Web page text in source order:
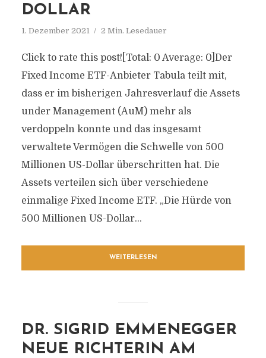
DOLLAR
1. Dezember 2021 2 Min. Lesedauer
Click to rate this post![Total: 0 Average: 0]Der
Fixed Income ETF-Anbieter Tabula teilt mit,
dass er im bisherigen Jahresverlauf die Assets
under Management (AuM) mehr als
verdoppeln konnte und das insgesamt
verwaltete Vermögen die Schwelle von 500
Millionen US-Dollar überschritten hat. Die
Assets verteilen sich über verschiedene
einmalige Fixed Income ETF. „Die Hürde von
500 Millionen US-Dollar...
WEITERLESEN
DR. SIGRID EMMENEGGER
NEUE RICHTERIN AM